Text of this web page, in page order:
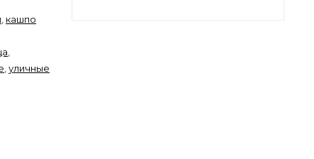
кашпо
уличные